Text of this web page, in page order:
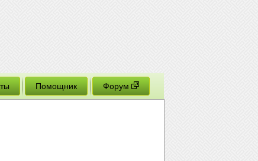
Помощник Форум